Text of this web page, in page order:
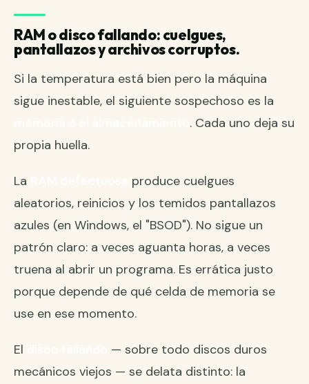
RAM o disco fallando: cuelgues,
pantallazos y archivos corruptos.
Si la temperatura está bien pero la máquina
sigue inestable, el siguiente sospechoso es la
. Cada uno deja su
propia huella.
La
produce cuelgues
aleatorios, reinicios y los temidos pantallazos
azules (en Windows, el "BSOD"). No sigue un
patrón claro: a veces aguanta horas, a veces
truena al abrir un programa. Es errática justo
porque depende de qué celda de memoria se
use en ese momento.
El
— sobre todo discos duros
mecánicos viejos — se delata distinto: la